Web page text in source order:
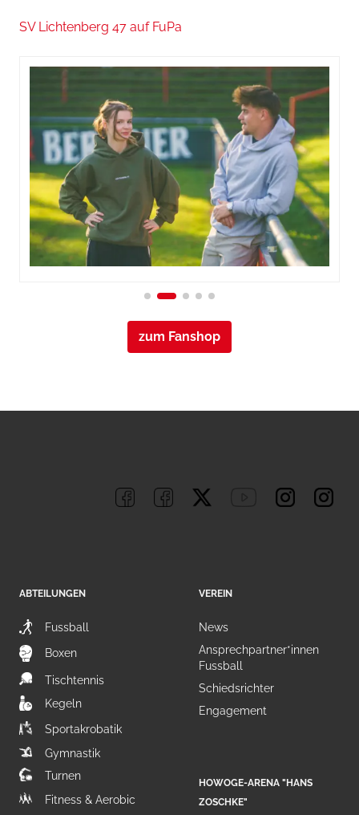
SV Lichtenberg 47 auf FuPa
zum Fanshop
ABTEILUNGEN
Fussball
Boxen
Tischtennis
Kegeln
Sportakrobatik
Gymnastik
Turnen
Fitness & Aerobic
VEREIN
News
Ansprechpartner*innen
Fussball
Schiedsrichter
Engagement
HOWOGE-ARENA "HANS
ZOSCHKE"